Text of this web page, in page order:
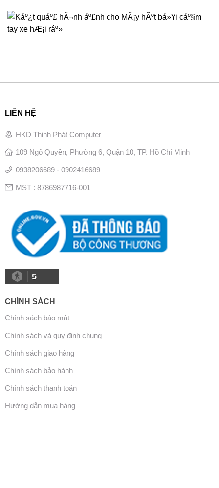
LIÊN HỆ
HKD Thịnh Phát Computer
109 Ngô Quyền, Phường 6, Quận 10, TP. Hồ Chí Minh
0938206689 - 0902416689
MST : 8786987716-001
5
CHÍNH SÁCH
Chính sách bảo mật
Chính sách và quy định chung
Chính sách giao hàng
Chính sách bảo hành
Chính sách thanh toán
Hướng dẫn mua hàng